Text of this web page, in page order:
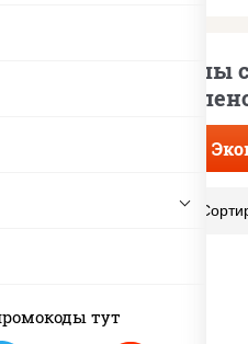
тут
Эконом роллы